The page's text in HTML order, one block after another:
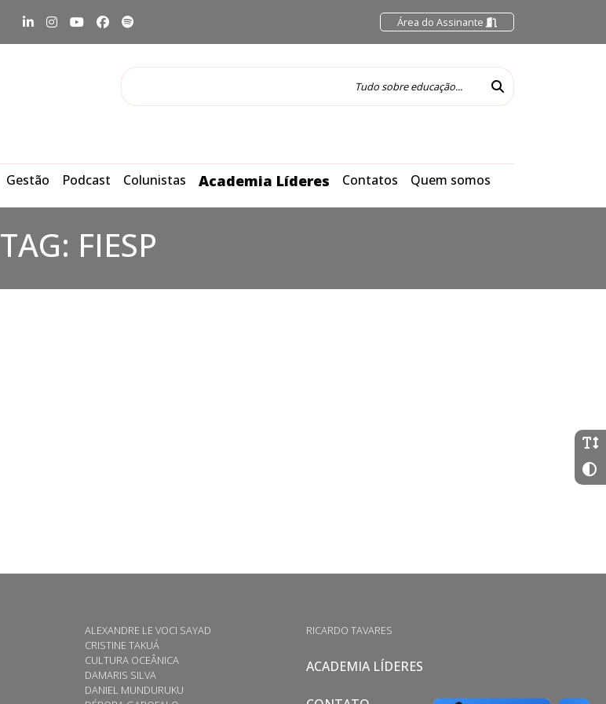
Área do Assinante
Gestão Podcast Colunistas Academia Líderes Contatos Quem somos
TAG: FIESP
ALEXANDRE LE VOCI SAYAD
CRISTINE TAKUÁ
CULTURA OCEÂNICA
DAMARIS SILVA
DANIEL MUNDURUKU
RICARDO TAVARES
ACADEMIA LÍDERES